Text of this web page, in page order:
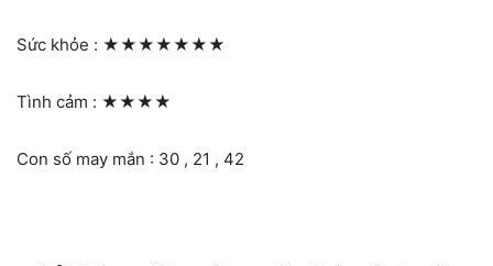
Sức khỏe : ★★★★★★★
Tình cảm : ★★★★
Con số may mắn : 30 , 21 , 42